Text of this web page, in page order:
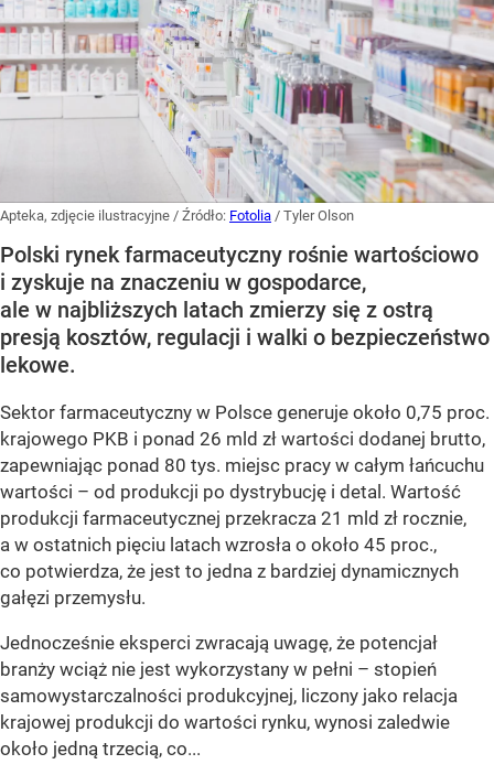
Apteka, zdjęcie ilustracyjne / Źródło: Fotolia / Tyler Olson
Polski rynek farmaceutyczny rośnie wartościowo
i zyskuje na znaczeniu w gospodarce,
ale w najbliższych latach zmierzy się z ostrą
presją kosztów, regulacji i walki o bezpieczeństwo
lekowe.
Sektor farmaceutyczny w Polsce generuje około 0,75 proc.
krajowego PKB i ponad 26 mld zł wartości dodanej brutto,
zapewniając ponad 80 tys. miejsc pracy w całym łańcuchu
wartości – od produkcji po dystrybucję i detal. Wartość
produkcji farmaceutycznej przekracza 21 mld zł rocznie,
a w ostatnich pięciu latach wzrosła o około 45 proc.,
co potwierdza, że jest to jedna z bardziej dynamicznych
gałęzi przemysłu.
Jednocześnie eksperci zwracają uwagę, że potencjał
branży wciąż nie jest wykorzystany w pełni – stopień
samowystarczalności produkcyjnej, liczony jako relacja
krajowej produkcji do wartości rynku, wynosi zaledwie
około jedną trzecią, co...